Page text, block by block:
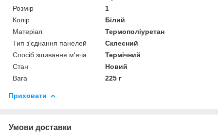
Розмір
1
Колір
Білий
Матеріал
Термополіуретан
Тип з'єднання панелей
Склеєний
Спосіб зшивання м'яча
Термічний
Стан
Новий
Вага
225 г
Приховати
Умови доставки